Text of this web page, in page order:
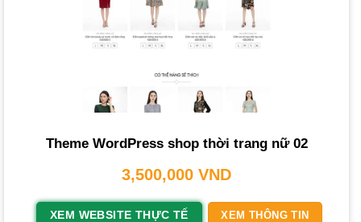
Kinh Nghiệm và Hồ Sơ Năng Lực
: Ưu tiên các công ty
có kinh nghiệm và đã thực hiện thành công nhiều dự án
website thời trang.
Chất Lượng Dịch Vụ và Đội Ngũ
website đã làm và chất lượng tư vấn của đội ngũ kỹ thuật.
làm việc minh bạch, từ tư vấn đến bàn giao.
Chế Độ Bảo Hành và Hỗ Trợ: Đảm bảo có chế độ bảo
hành và hỗ trợ kỹ thuật nhanh chóng sau bàn giao.
Theme WordPress shop thời trang nữ 02
3,500,000 VND
XEM WEBSITE THỰC TẾ XEM THÔNG TIN